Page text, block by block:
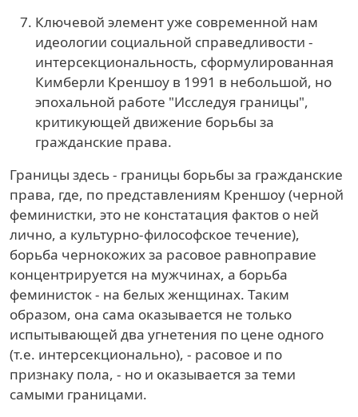
Ключевой элемент уже современной нам
идеологии социальной справедливости -
интерсекциональность, сформулированная
Кимберли Креншоу в 1991 в небольшой, но
эпохальной работе "Исследуя границы",
критикующей движение борьбы за
гражданские права.
Границы здесь - границы борьбы за гражданские
права, где, по представлениям Креншоу (черной
феминистки, это не констатация фактов о ней
лично, а культурно-философское течение),
борьба чернокожих за расовое равноправие
концентрируется на мужчинах, а борьба
феминисток - на белых женщинах. Таким
образом, она сама оказывается не только
испытывающей два угнетения по цене одного
(т.е. интерсекционально), - расовое и по
признаку пола, - но и оказывается за теми
самыми границами.